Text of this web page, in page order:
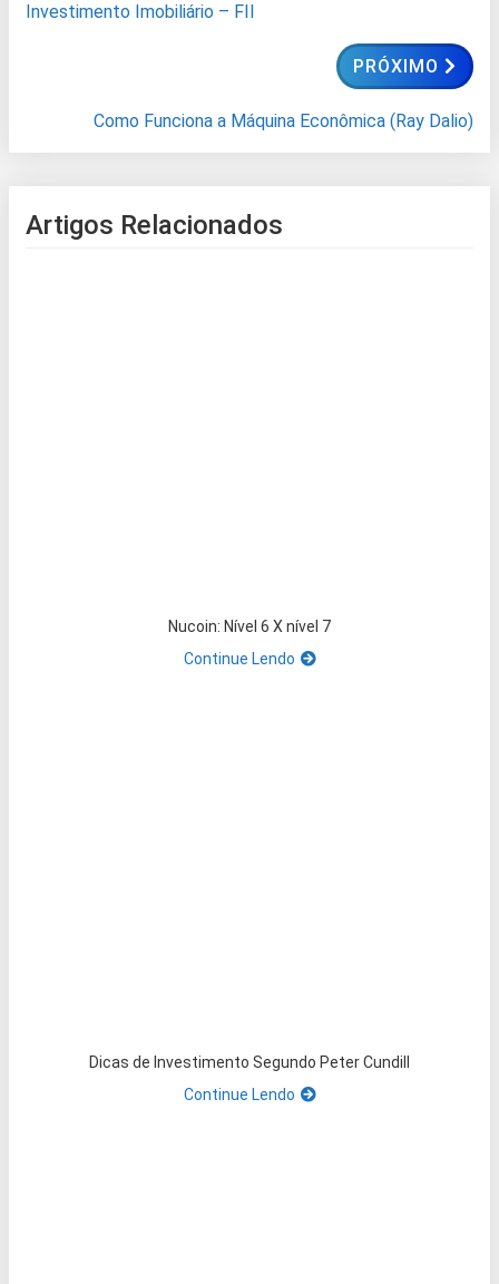
Investimento Imobiliário – FII
PRÓXIMO
Como Funciona a Máquina Econômica (Ray Dalio)
Artigos Relacionados
Nucoin: Nível 6 X nível 7
Continue Lendo
Dicas de Investimento Segundo Peter Cundill
Continue Lendo